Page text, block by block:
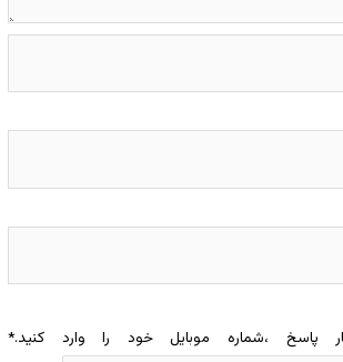
پاسخ ،شماره موبایل خود را وارد کنید.*